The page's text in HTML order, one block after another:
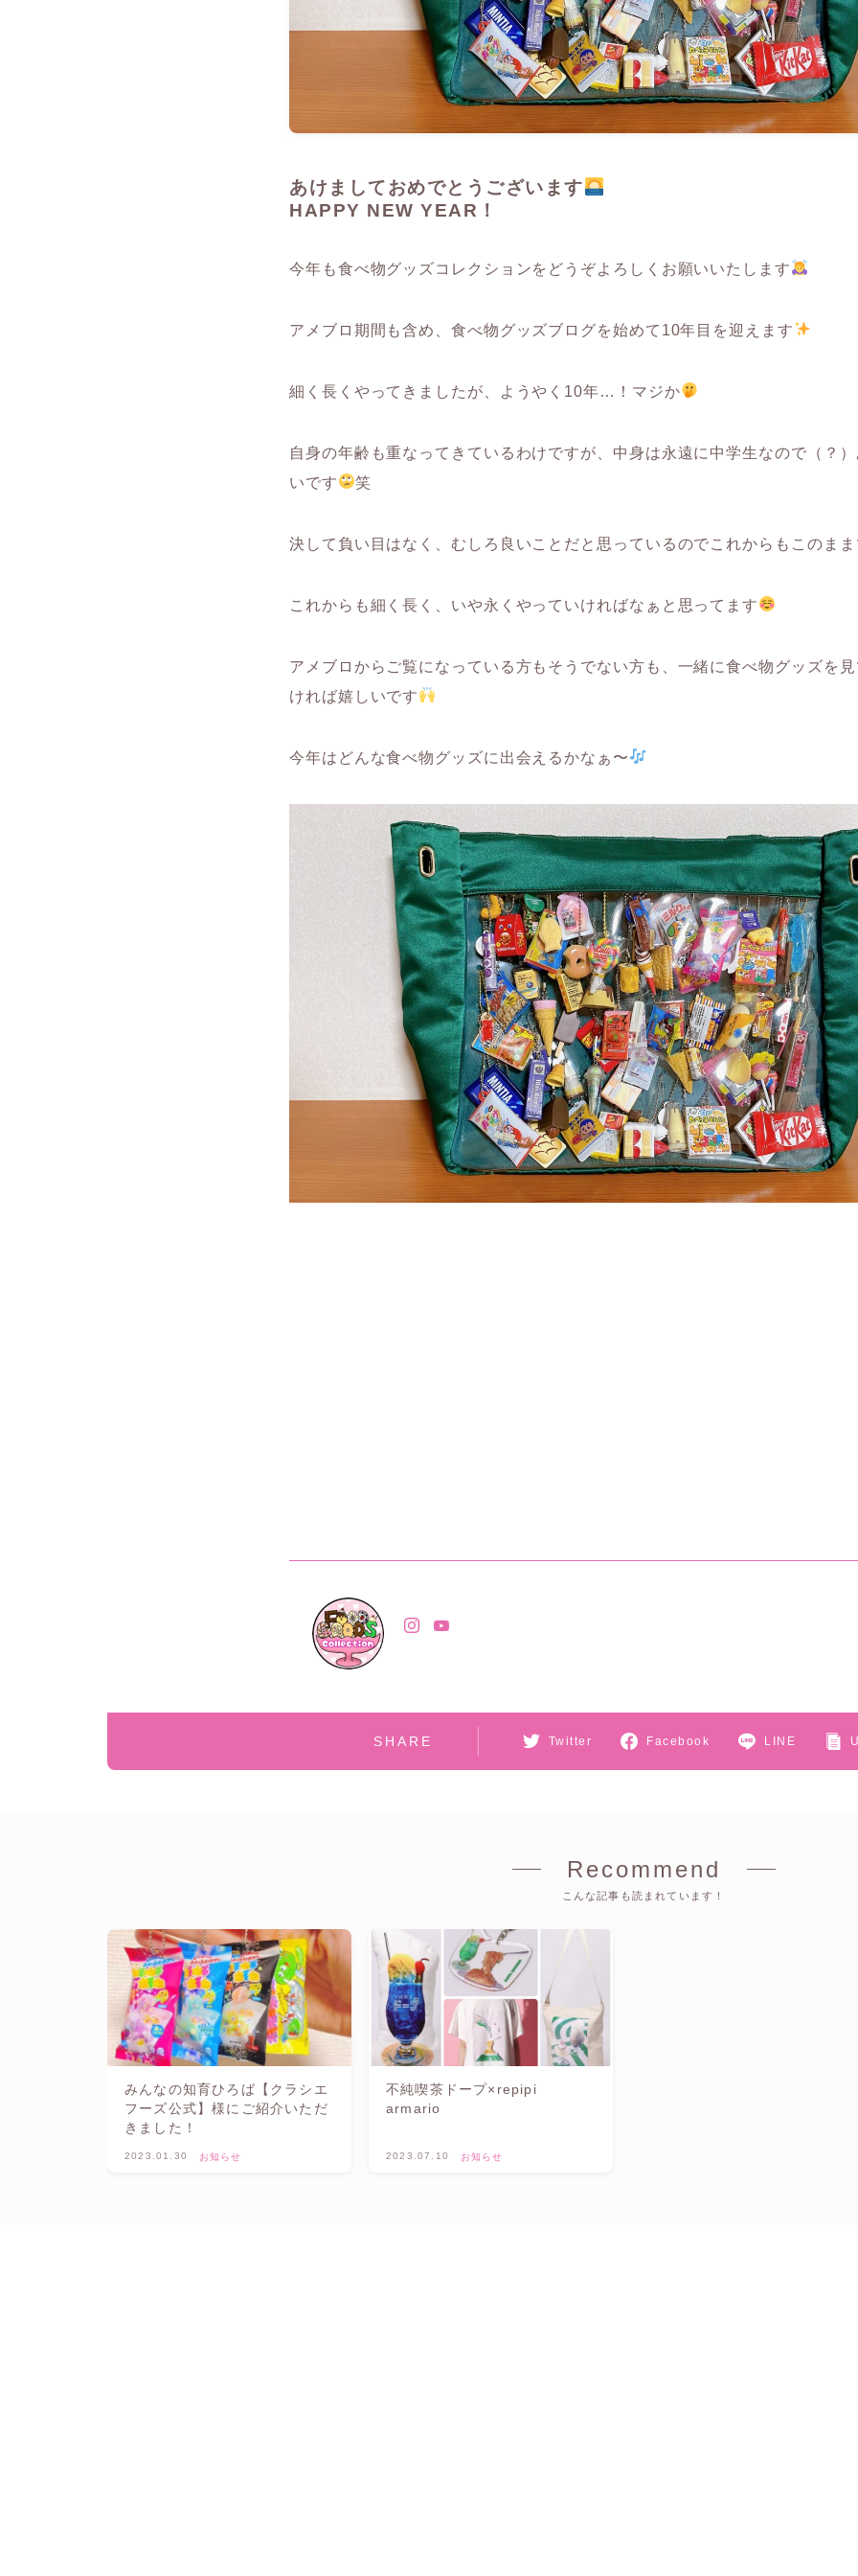
あけましておめでとうございます
HAPPY NEW YEAR！
今年も食べ物グッズコレクションをどうぞよろしくお願いいたします
アメブロ期間も含め、食べ物グッズブログを始めて10年目を迎えます
細く長くやってきましたが、ようやく10年…！マジか
自身の年齢も重なってきているわけですが、中身は永遠に中学生なので（？
いです
笑
決して負い目はなく、むしろ良いことだと思っているのでこれからもこのまま
これからも細く長く、いや永くやっていければなぁと思ってます
アメブロからご覧になっている方もそうでない方も、一緒に食べ物グッズを
ければ嬉しいです
今年はどんな食べ物グッズに出会えるかなぁ〜
SHARE Twitter Facebook LINE
Recommend
こんな記事も読まれています！
みんなの知育ひろば【クラシエ
フーズ公式】様にご紹介いただ
きました！
2023.01.30 お知らせ
不純喫茶ドープ×repipi
armario
2023.07.10 お知らせ